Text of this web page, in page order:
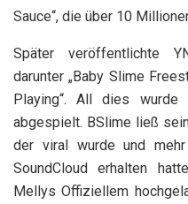
Sauce“, die über 10
Später veröffentlichte
darunter „Baby Slime
Playing“. All dies wurde
abgespielt. BSlime ließ
der viral wurde und
SoundCloud erhalten
Mellys Offiziellem